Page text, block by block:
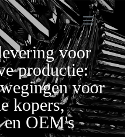
voor
productie:
voor
kopers,
en OEM's